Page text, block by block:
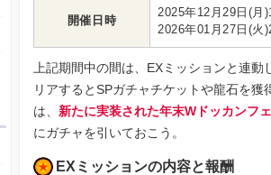
開催日時
2025年12月29日(月
2026年01月27日(火
上記期間中の間は、EXミッションと連
リアするとSPガチャチケットや龍石を獲
は、 新たに実装された年末Wドッカンフ
にガチャを引いておこう。
EXミッションの内容と報酬